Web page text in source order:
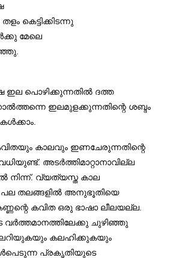
കെട്ടിക്കിടന്നു
മേലെ
ഇല പൊഴിക്കുന്നതിൽ ദത്ത
ഇലമുളക്കുന്നതിന്റെ ശബ്ദം
കാലവും ഇണചേരുന്നതിന്റെ
അടർത്തിമാറ്റാനാവില്ല
നിന്ന്. വ്യത്യസ്ത കാല
തലങ്ങളിൽ അനുഭൂതിയെ
കവിത ഒരു ഭാഷാ ലീലയല്ല.
ചുഴിഞ്ഞു
കലഹിക്കുകയും
പ്രകൃതിയുടെ